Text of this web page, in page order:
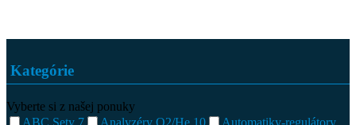
Kategórie
Vyberte si z našej ponuky
ABC Sety 7 Analyzéry O2/He 10
Automatiky-regulátory